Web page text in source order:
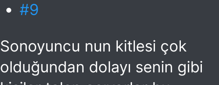
#9
Sonoyuncu nun kitlesi çok
olduğundan dolayı senin gibi